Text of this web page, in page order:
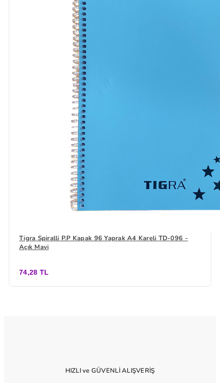
Tigra Spiralli P.P Kapak 96 Yaprak A4 Kareli TD-096 -
Açık Mavi
74,28 TL
HIZLI ve GÜVENLİ ALIŞVERİŞ